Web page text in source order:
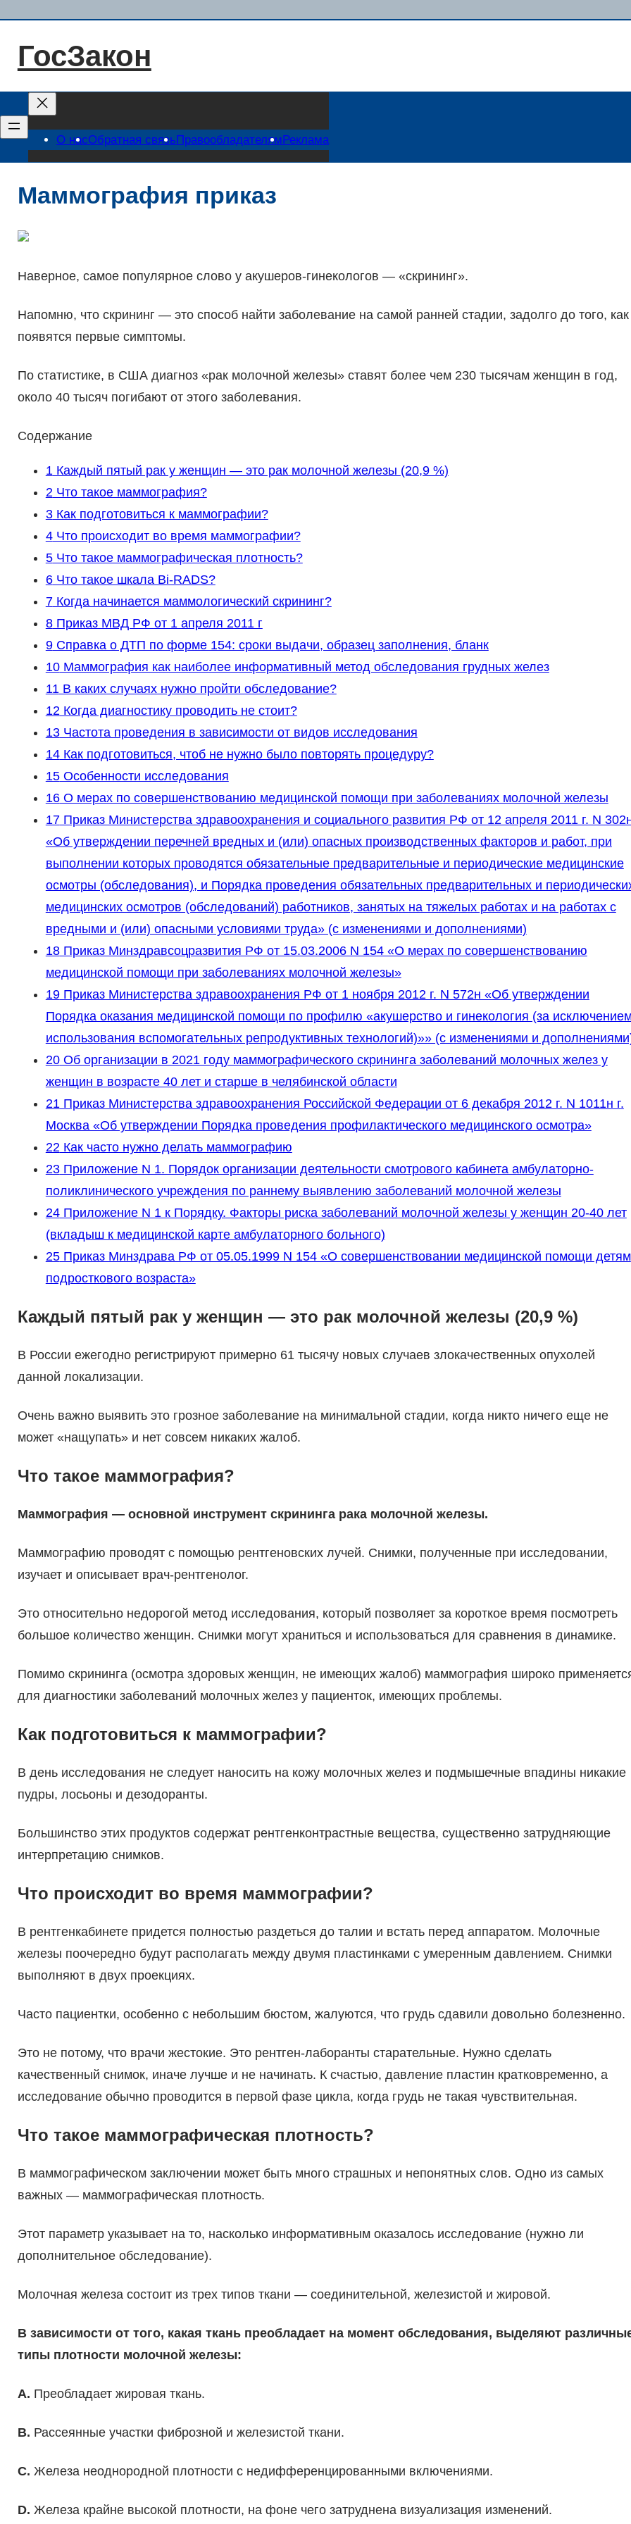
содержимому
ГосЗакон
О насОбратная связь Правообладателям Реклама
Маммография приказ
Наверное, самое популярное слово у акушеров-гинекологов — «скрининг».
Напомню, что скрининг — это способ найти заболевание на самой ранней стадии, задолго до того, как
появятся первые симптомы.
По статистике, в США диагноз «рак молочной железы» ставят более чем 230 тысячам женщин в год,
около 40 тысяч погибают от этого заболевания.
Содержание
1Каждый пятый рак у женщин — это рак молочной железы (20,9 %)
2Что такое маммография?
3Как подготовиться к маммографии?
4Что происходит во время маммографии?
5Что такое маммографическая плотность?
6Что такое шкала Bi-RADS?
7Когда начинается маммологический скрининг?
8Приказ МВД РФ от 1 апреля 2011 г
9Справка о ДТП по форме 154: сроки выдачи, образец заполнения, бланк
10Маммография как наиболее информативный метод обследования грудных желез
11В каких случаях нужно пройти обследование?
12Когда диагностику проводить не стоит?
13Частота проведения в зависимости от видов исследования
14Как подготовиться, чтоб не нужно было повторять процедуру?
15Особенности исследования
16О мерах по совершенствованию медицинской помощи при заболеваниях молочной железы
17Приказ Министерства здравоохранения и социального развития РФ от 12 апреля 2011 г. N
«Об утверждении перечней вредных и (или) опасных производственных факторов и работ, при
выполнении которых проводятся обязательные предварительные и периодические медицинские
осмотры (обследования), и Порядка проведения обязательных предварительных и
медицинских осмотров (обследований) работников, занятых на тяжелых работах и на работах с
вредными и (или) опасными условиями труда» (с изменениями и дополнениями)
18Приказ Минздравсоцразвития РФ от 15.03.2006 N 154 «О мерах по совершенствованию
медицинской помощи при заболеваниях молочной железы»
19Приказ Министерства здравоохранения РФ от 1 ноября 2012 г. N 572н «Об утверждении
Порядка оказания медицинской помощи по профилю «акушерство и гинекология (за
использования вспомогательных репродуктивных технологий)»» (с изменениями и
20Об организации в 2021 году маммографического скрининга заболеваний молочных желез у
женщин в возрасте 40 лет и старше в челябинской области
21Приказ Министерства здравоохранения Российской Федерации от 6 декабря 2012 г. N 1011н г.
Москва «Об утверждении Порядка проведения профилактического медицинского осмотра»
22Как часто нужно делать маммографию
23Приложение N 1. Порядок организации деятельности смотрового кабинета амбулаторно-
поликлинического учреждения по раннему выявлению заболеваний молочной железы
24Приложение N 1 к Порядку. Факторы риска заболеваний молочной железы у женщин 20-40 лет
(вкладыш к медицинской карте амбулаторного больного)
25Приказ Минздрава РФ от 05.05.1999 N 154 «О совершенствовании медицинской помощи детям
подросткового возраста»
Каждый пятый рак у женщин — это рак молочной железы (20,9 %)
В России ежегодно регистрируют примерно 61 тысячу новых случаев злокачественных опухолей
данной локализации.
Очень важно выявить это грозное заболевание на минимальной стадии, когда никто ничего еще не
может «нащупать» и нет совсем никаких жалоб.
Что такое маммография?
Маммография — основной инструмент скрининга рака молочной железы.
Маммографию проводят с помощью рентгеновских лучей. Снимки, полученные при исследовании,
изучает и описывает врач-рентгенолог.
Это относительно недорогой метод исследования, который позволяет за короткое время посмотреть
большое количество женщин. Снимки могут храниться и использоваться для сравнения в динамике.
Помимо скрининга (осмотра здоровых женщин, не имеющих жалоб) маммография широко
для диагностики заболеваний молочных желез у пациенток, имеющих проблемы.
Как подготовиться к маммографии?
В день исследования не следует наносить на кожу молочных желез и подмышечные впадины никакие
пудры, лосьоны и дезодоранты.
Большинство этих продуктов содержат рентгенконтрастные вещества, существенно затрудняющие
интерпретацию снимков.
Что происходит во время маммографии?
В рентгенкабинете придется полностью раздеться до талии и встать перед аппаратом. Молочные
железы поочередно будут располагать между двумя пластинками с умеренным давлением. Снимки
выполняют в двух проекциях.
Часто пациентки, особенно с небольшим бюстом, жалуются, что грудь сдавили довольно болезненно.
Это не потому, что врачи жестокие. Это рентген-лаборанты старательные. Нужно сделать
качественный снимок, иначе лучше и не начинать. К счастью, давление пластин кратковременно, а
исследование обычно проводится в первой фазе цикла, когда грудь не такая чувствительная.
Что такое маммографическая плотность?
В маммографическом заключении может быть много страшных и непонятных слов. Одно из самых
важных — маммографическая плотность.
Этот параметр указывает на то, насколько информативным оказалось исследование (нужно ли
дополнительное обследование).
Молочная железа состоит из трех типов ткани — соединительной, железистой и жировой.
В зависимости от того, какая ткань преобладает на момент обследования, выделяют
типы плотности молочной железы:
А. Преобладает жировая ткань.
B. Рассеянные участки фиброзной и железистой ткани.
C. Железа неоднородной плотности с недифференцированными включениями.
D. Железа крайне высокой плотности, на фоне чего затруднена визуализация изменений.